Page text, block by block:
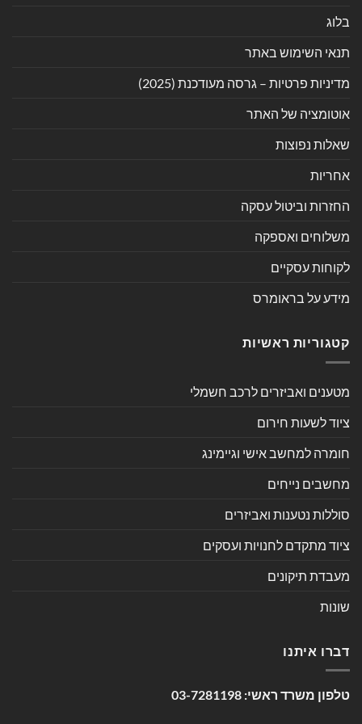
בלוג
תנאי השימוש באתר
מדיניות פרטיות – גרסה מעודכנת (2025)
אוטומציה של האתר
שאלות נפוצות
אחריות
החזרות וביטול עסקה
משלוחים ואספקה
לקוחות עסקיים
מידע על בראומרס
קטגוריות ראשיות
מטענים ואביזרים לרכב חשמלי
ציוד לשעות חירום
חומרה למחשב אישי וגיימינג
מחשבים נייחים
סוללות נטענות ואביזרים
ציוד מתקדם לחנויות ועסקים
מעבדת תיקונים
שונות
דברו איתנו
טלפון משרד ראשי: 03-7281198